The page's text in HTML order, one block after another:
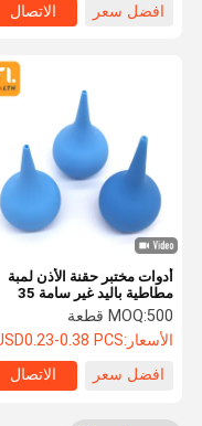
الصفحة
جولة في
مراقبة
افضل سعر الاتصال
أدوات مختبر حقنة الأذن لمبة
مطاطية باليد غير سامة 35
ملليMOQ:500 قطعة
الأسعار:0.38 PCS
افضل سعر
الاتصال